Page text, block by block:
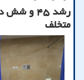
رشد ۴۵
متخلف